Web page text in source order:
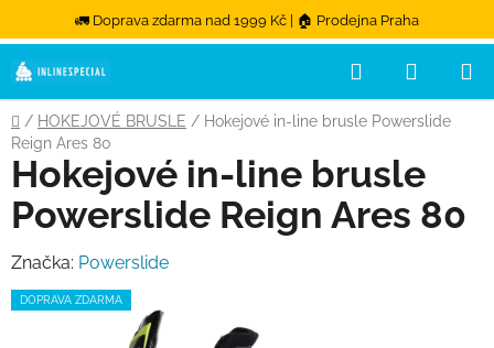
🚛 Doprava zdarma nad 1999 Kč | 🏠 Prodejna Praha
Přejít na obsah
Hledat
Domů
/ HOKEJOVÉ BRUSLE / Hokejové in-line brusle Powerslide
Reign Ares 80
Hokejové in-line brusle
Powerslide Reign Ares 80
Značka: Powerslide
DOPRAVA ZDARMA